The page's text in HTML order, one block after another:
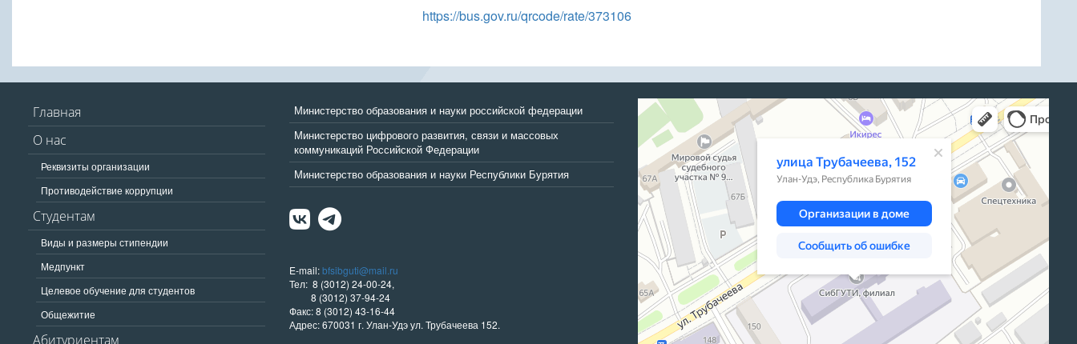
https://bus.gov.ru/qrcode/rate/373106
Главная
О нас
Реквизиты организации
Противодействие коррупции
Студентам
Виды и размеры стипендии
Медпункт
Целевое обучение для студентов
Общежитие
Абитуриентам
Министерство образования и науки российской федерации
Министерство цифрового развития, связи и массовых
коммуникаций Российской Федерации
Министерство образования и науки Республики Бурятия
E-mail:bfsibguti@mail.ru
Тел: 8 (3012) 24-00-24,
8 (3012) 37-94-24
Факс: 8 (3012) 43-16-44
Адрес: 670031 г. Улан-Удэ ул. Трубачеева 152.
Улан‑Удэ
Улица Трубачеева, 152 — Яндекс Карты